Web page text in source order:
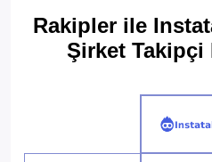
Rakipler ile
Şirket Takipçi